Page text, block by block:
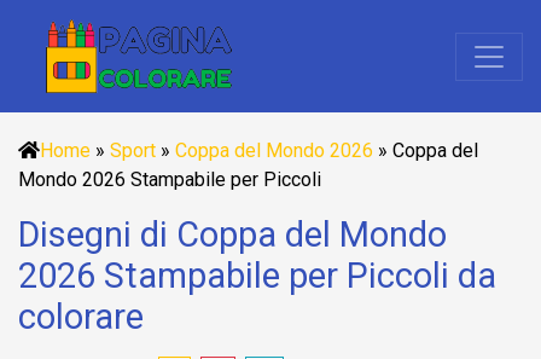
Home » Sport » Coppa del Mondo 2026 » Coppa del
Mondo 2026 Stampabile per Piccoli
Disegni di Coppa del Mondo
2026 Stampabile per Piccoli da
colorare